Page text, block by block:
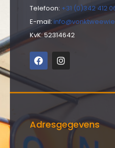
Telefoon: +31 (0)342 412
E-mail:
KvK: 52314642
Adresgegevens